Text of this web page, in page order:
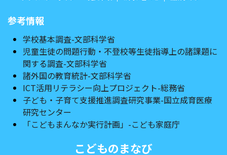
参考情報
学校基本調査-文部科学省
児童生徒の問題行動・不登校等生徒指導上の諸課題に
関する調査-文部科学省
諸外国の教育統計-文部科学省
ICT活用リテラシー向上プロジェクト-総務省
子ども・子育て支援推進調査研究事業-国立成育医療
研究センター
「こどもまんなか実行計画」-こども家庭庁
こどものまなび